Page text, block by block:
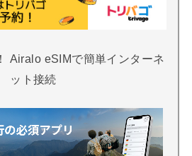
Airalo eSIMで簡単インターネ
ット接続